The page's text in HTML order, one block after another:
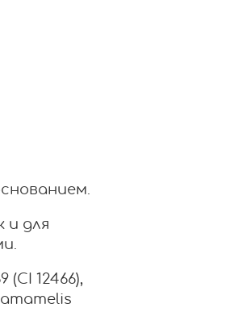
и для
(CI 12466),